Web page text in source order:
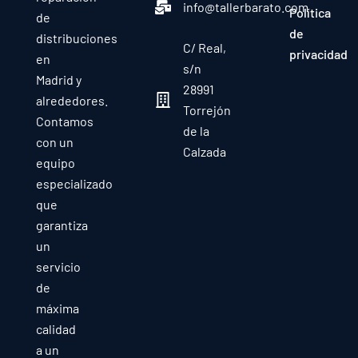
de
distribuciones
en
Madrid y
alrededores.
Contamos
con un
equipo
especializado
que
garantiza
un
servicio
de
máxima
calidad
a un
info@tallerbarato.com
C/ Real,
s/n
28991
Torrejón
de la
Calzada
Política
de
privacidad